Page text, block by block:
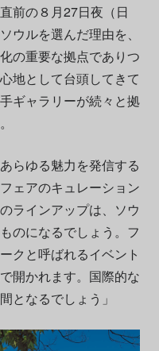
前の８月27日夜（日
ウルを選んだ理由を、
の重要な拠点でありつ
地として台頭してきて
ギャラリーが続々と拠
らゆる魅力を発信する
ェアのキュレーション
ラインアップは、ソウ
のになるでしょう。フ
クと呼ばれるイベント
開かれます。国際的な
となるでしょう」